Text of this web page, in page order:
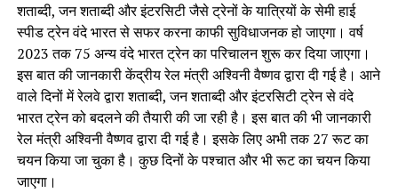
शताब्दी, जन शताब्दी और इंटरस‍िटी जैसे ट्रेनों के यात्र‍ियों के सेमी हाई
स्पीड ट्रेन वंदे भारत से सफर करना काफी सुविधाजनक हो जाएगा। वर्ष
2023 तक 75 अन्य वंदे भारत ट्रेन का परिचालन शुरू कर दिया जाएगा।
इस बात की जानकारी केंद्रीय रेल मंत्री अश्विनी वैष्णव द्वारा दी गई है। आने
वाले दिनों में रेलवे द्वारा शताब्दी, जन शताब्दी और इंटरसिटी ट्रेन से वंदे
भारत ट्रेन को बदलने की तैयारी की जा रही है। इस बात की भी जानकारी
रेल मंत्री अश्विनी वैष्णव द्वारा दी गई है। इसके लिए अभी तक 27 रूट का
चयन किया जा चुका है। कुछ दिनों के पश्चात और भी रूट का चयन किया
जाएगा।